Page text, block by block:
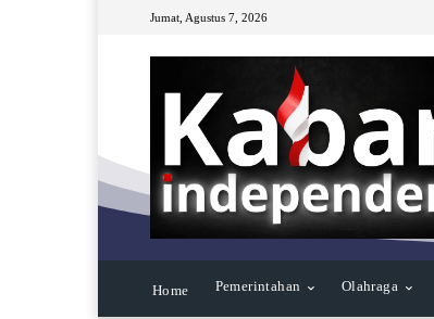
Jumat, Agustus 7, 2026
Home Pemerintahan Olahraga